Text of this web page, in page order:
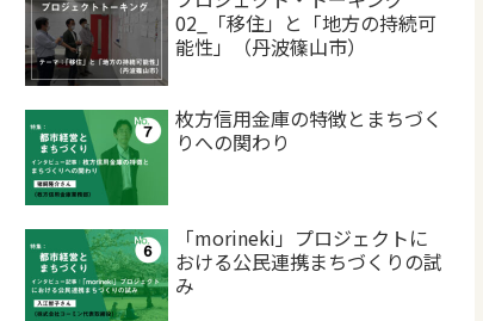
02_「移住」と「地方の持続可
能性」（丹波篠山市）
枚方信用金庫の特徴とまちづく
りへの関わり
「morineki」プロジェクトに
おける公民連携まちづくりの試
み